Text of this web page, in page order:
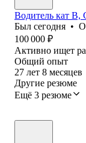
Водитель кат
Был сегодня •
100 000 ₽
Активно ищет
Общий опыт
27 лет 8 месяцев
Другие резюме
Ещё 3 резюме